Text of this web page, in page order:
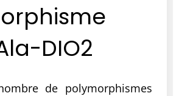
DIO2
de polymorphismes